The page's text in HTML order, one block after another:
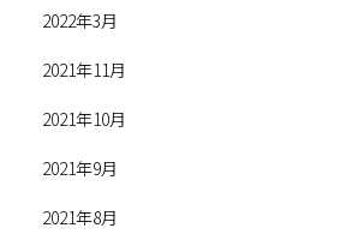
2022年3月
2021年11月
2021年10月
2021年9月
2021年8月